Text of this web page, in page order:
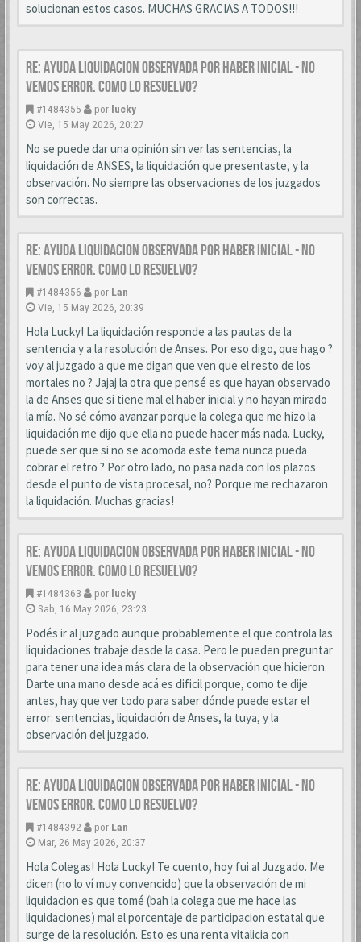
solucionan estos casos. MUCHAS GRACIAS A TODOS!!!
Re: AYUDA LIQUIDACION OBSERVADA POR HABER INICIAL - NO
VEMOS ERROR. COMO LO RESUELVO?
#1484355 por lucky
Vie, 15 May 2026, 20:27
No se puede dar una opinión sin ver las sentencias, la
liquidación de ANSES, la liquidación que presentaste, y la
observación. No siempre las observaciones de los juzgados
son correctas.
Re: AYUDA LIQUIDACION OBSERVADA POR HABER INICIAL - NO
VEMOS ERROR. COMO LO RESUELVO?
#1484356 por Lan
Vie, 15 May 2026, 20:39
Hola Lucky! La liquidación responde a las pautas de la
sentencia y a la resolución de Anses. Por eso digo, que hago ?
voy al juzgado a que me digan que ven que el resto de los
mortales no ? Jajaj la otra que pensé es que hayan observado
la de Anses que si tiene mal el haber inicial y no hayan mirado
la mía. No sé cómo avanzar porque la colega que me hizo la
liquidación me dijo que ella no puede hacer más nada. Lucky,
puede ser que si no se acomoda este tema nunca pueda
cobrar el retro ? Por otro lado, no pasa nada con los plazos
desde el punto de vista procesal, no? Porque me rechazaron
la liquidación. Muchas gracias!
Re: AYUDA LIQUIDACION OBSERVADA POR HABER INICIAL - NO
VEMOS ERROR. COMO LO RESUELVO?
#1484363 por lucky
Sab, 16 May 2026, 23:23
Podés ir al juzgado aunque probablemente el que controla las
liquidaciones trabaje desde la casa. Pero le pueden preguntar
para tener una idea más clara de la observación que hicieron.
Darte una mano desde acá es dificil porque, como te dije
antes, hay que ver todo para saber dónde puede estar el
error: sentencias, liquidación de Anses, la tuya, y la
observación del juzgado.
Re: AYUDA LIQUIDACION OBSERVADA POR HABER INICIAL - NO
VEMOS ERROR. COMO LO RESUELVO?
#1484392 por Lan
Mar, 26 May 2026, 20:37
Hola Colegas! Hola Lucky! Te cuento, hoy fui al Juzgado. Me
dicen (no lo ví muy convencido) que la observación de mi
liquidacion es que tomé (bah la colega que me hace las
liquidaciones) mal el porcentaje de participacion estatal que
surge de la resolución. Esto es una renta vitalicia con